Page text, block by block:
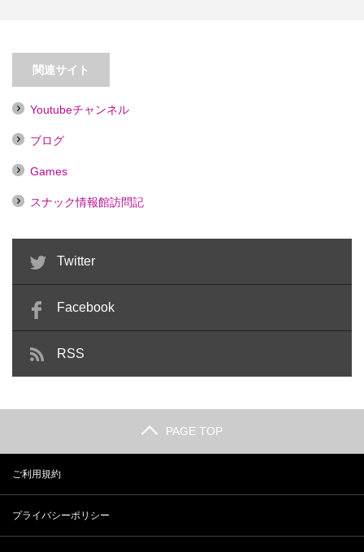
【大井町】スナック ＆A
関連サイト
Youtubeチャンネル
ブログ
Games
スナック情報館訪問記
Twitter
Facebook
RSS
PAGE TOP
ご利用規約
プライバシーポリシー